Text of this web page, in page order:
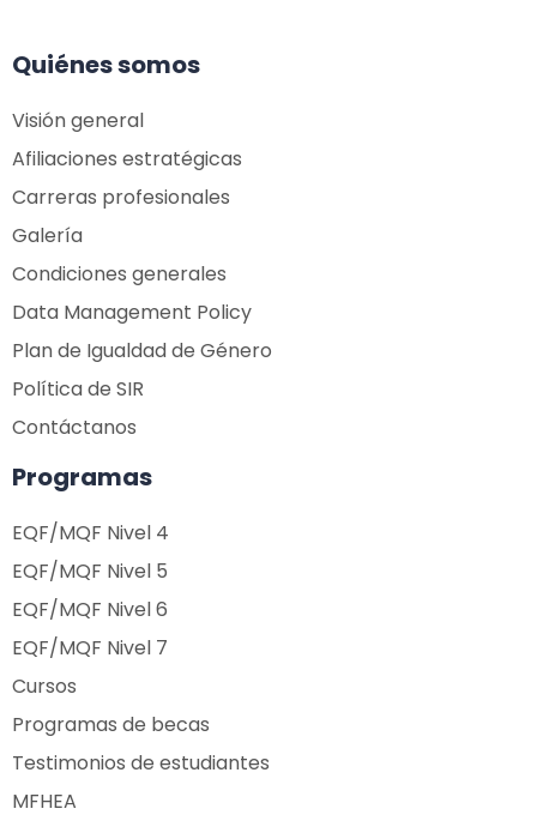
Quiénes somos
Visión general
Afiliaciones estratégicas
Carreras profesionales
Galería
Condiciones generales
Data Management Policy
Plan de Igualdad de Género
Política de SIR
Contáctanos
Programas
EQF/MQF Nivel 4
EQF/MQF Nivel 5
EQF/MQF Nivel 6
EQF/MQF Nivel 7
Cursos
Programas de becas
Testimonios de estudiantes
MFHEA